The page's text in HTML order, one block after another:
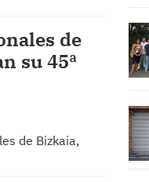
de
su 45ª
de Bizkaia,